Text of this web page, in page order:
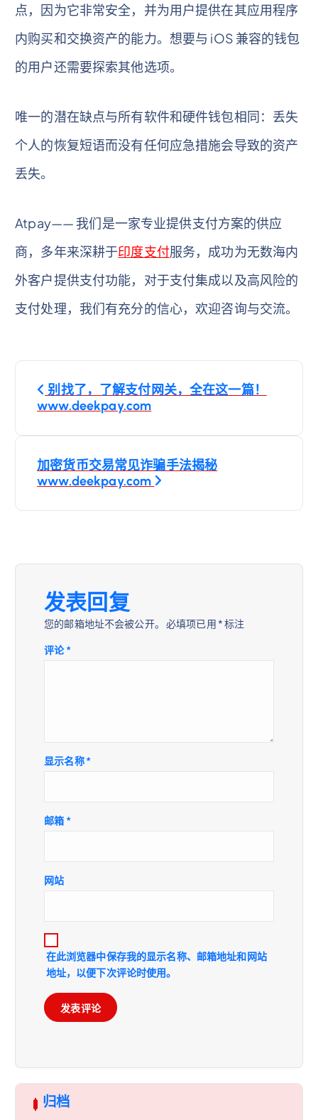
点，因为它非常安全，并为用户提供在其应用程序
内购买和交换资产的能力。想要与 iOS 兼容的钱包
的用户还需要探索其他选项。
唯一的潜在缺点与所有软件和硬件钱包相同：丢失
个人的恢复短语而没有任何应急措施会导致的资产
丢失。
Atpay—— 我们是一家专业提供支付方案的供应
商，多年来深耕于印度支付服务，成功为无数海内
外客户提供支付功能，对于支付集成以及高风险的
支付处理，我们有充分的信心，欢迎咨询与交流。
文
章
航
别找了，了解支付网关，全在这一篇！
www.deekpay.com
加密货币交易常见诈骗手法揭秘
www.deekpay.com
发表回复
您的邮箱地址不会被公开。 必填项已用 *标注
评论*
显示名称*
邮箱 *
网站
在此浏览器中保存我的显示名称、邮箱地址和网站
地址，以便下次评论时使用。
归档